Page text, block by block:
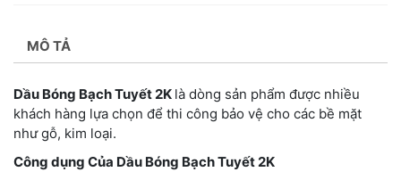
MÔ TẢ
Dầu Bóng Bạch Tuyết 2K là dòng sản phẩm được nhiều
khách hàng lựa chọn để thi công bảo vệ cho các bề mặt
như gỗ, kim loại.
Công dụng Của Dầu Bóng Bạch Tuyết 2K